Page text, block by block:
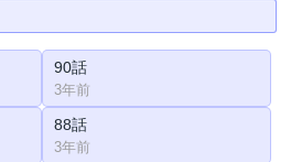
90話
3年前
88話
3年前